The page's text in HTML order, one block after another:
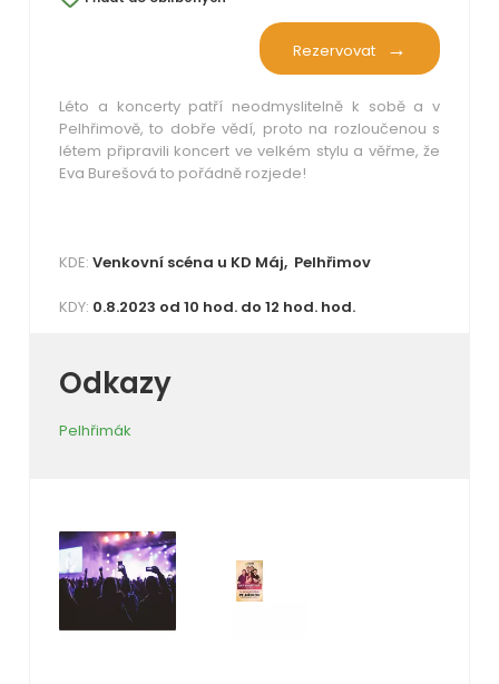
Rezervovat
Léto a koncerty patří neodmyslitelně k sobě a v
Pelhřimově, to dobře vědí, proto na rozloučenou s
létem připravili koncert ve velkém stylu a věřme, že
Eva Burešová to pořádně rozjede!
KDE: Venkovní scéna u KD Máj, Pelhřimov
KDY: 0.8.2023 od 10 hod. do 12 hod. hod.
Odkazy
Pelhřimák